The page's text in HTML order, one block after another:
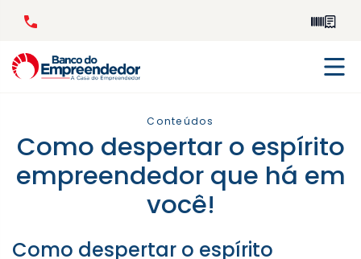
Conteúdos
Como despertar o espírito
empreendedor que há em
você!
Como despertar o espírito